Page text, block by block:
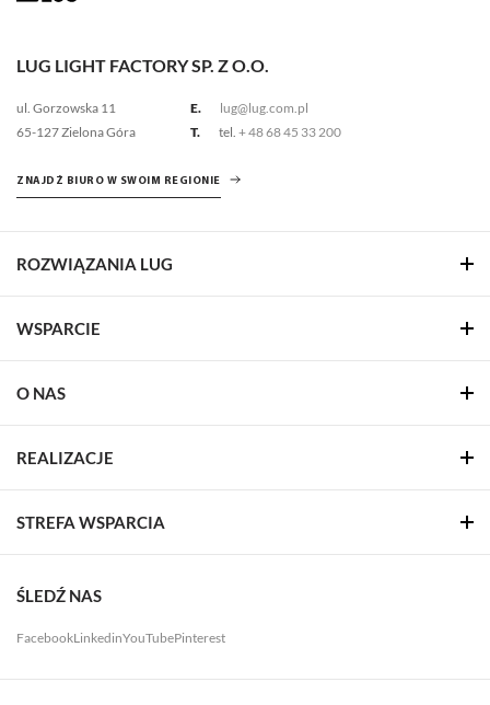
LUG LIGHT FACTORY SP. Z O.O.
ul. Gorzowska 11
65-127 Zielona Góra
E.
lug@lug.com.pl
T.
tel. + 48 68 45 33 200
ZNAJDŹ BIURO W SWOIM REGIONIE
ROZWIĄZANIA LUG
WSPARCIE
O NAS
REALIZACJE
STREFA WSPARCIA
ŚLEDŹ NAS
FacebookLinkedinYouTubePinterest